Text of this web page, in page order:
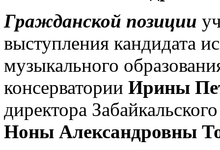
Гражданской позиции
выступления кандидата
музыкального
консерватории Ирины
директора
Ноны Александровны